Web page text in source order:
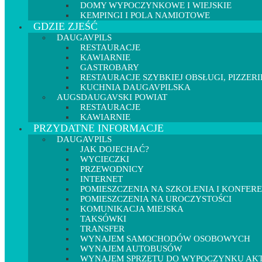
DOMY WYPOCZYNKOWE I WIEJSKIE
KEMPINGI I POLA NAMIOTOWE
GDZIE ZJEŚĆ
DAUGAVPILS
RESTAURACJE
KAWIARNIE
GASTROBARY
RESTAURACJE SZYBKIEJ OBSŁUGI,
KUCHNIA DAUGAVPILSKA
AUGSDAUGAVSKI POWIAT
RESTAURACJE
KAWIARNIE
PRZYDATNE INFORMACJE
DAUGAVPILS
JAK DOJECHAĆ?
WYCIECZKI
PRZEWODNICY
INTERNET
POMIESZCZENIA NA SZKOLENIA I
POMIESZCZENIA NA UROCZYSTOŚCI
KOMUNIKACJA MIEJSKA
TAKSÓWKI
TRANSFER
WYNAJEM SAMOCHODÓW OSOBOWYCH
WYNAJEM AUTOBUSÓW
WYNAJEM SPRZĘTU DO WYPOCZYNKU